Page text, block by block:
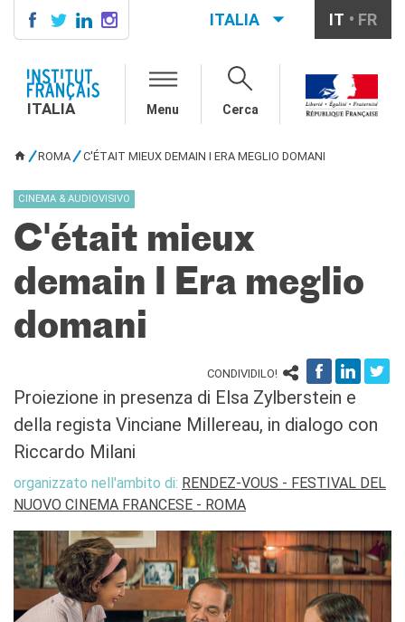
SCUOLA & UNIVERSITÀ
Studiare in Francia
IL PALAZZO FARNESE
CHI SIAMO
Lavora con noi
ITALIA IT FR
ITALIA Menu Cerca
ROMA C'ÉTAIT MIEUX DEMAIN I ERA MEGLIO DOMANI
CINEMA & AUDIOVISIVO
C'était mieux
demain I Era meglio
domani
CONDIVIDILO!
Proiezione in presenza di Elsa Zylberstein e
della regista Vinciane Millereau, in dialogo con
Riccardo Milani
organizzato nell'ambito di: RENDEZ-VOUS - FESTIVAL DEL
NUOVO CINEMA FRANCESE - ROMA